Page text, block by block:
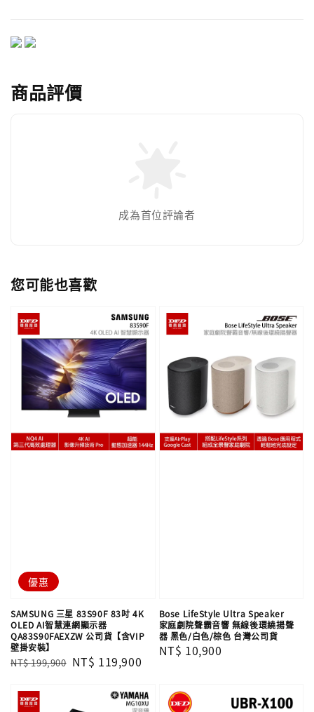
商品評價
成為首位評論者
您可能也喜歡
優惠
SAMSUNG 三星 83S90F 83吋 4K
OLED AI智慧連網顯示器
QA83S90FAEXZW 公司貨【含VIP
壁掛安裝】
Regular
NT$ 199,900 Sale
NT$ 119,900
Bose LifeStyle Ultra Speaker
家庭劇院聲霸音響 無線後環繞揚聲
器 黑色/白色/棕色 台灣公司貨
Regular
NT$ 10,900